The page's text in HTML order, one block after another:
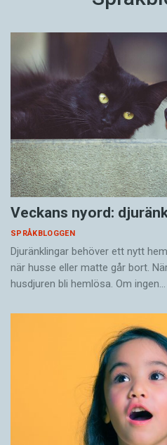
Veckans nyord:
SPRÅKBLOGGEN
Djuränklingar behöver ett nytt
när husse eller matte går bort.
husdjuren bli hemlösa. Om ingen…